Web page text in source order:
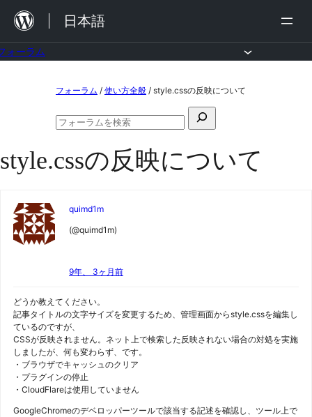
を
日本語
ォーラム
ツ
フォーラム / 使い方全般 / style.cssの反映について
検
対
フ
ー
ラ
style.cssの反映について
quimd1m
(@quimd1m)
9年、 3ヶ月前
どうか教えてください。
記事タイトルの文字サイズを変更するため、管理画面からstyle.cssを編集し
ているのですが、
CSSが反映されません。ネット上で検索した反映されない場合の対処を実施
しましたが、何も変わらず、です。
・ブラウザでキャッシュのクリア
・プラグインの停止
・CloudFlareは使用していません
GoogleChromeのデベロッパーツールで該当する記述を確認し、ツール上で